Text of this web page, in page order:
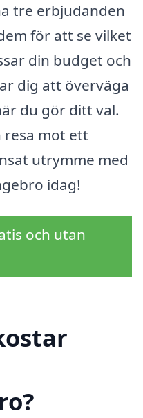
tre erbjudanden
för att se vilket
din budget och
dig att överväga
du gör ditt val.
resa mot ett
utrymme med
idag!
och utan